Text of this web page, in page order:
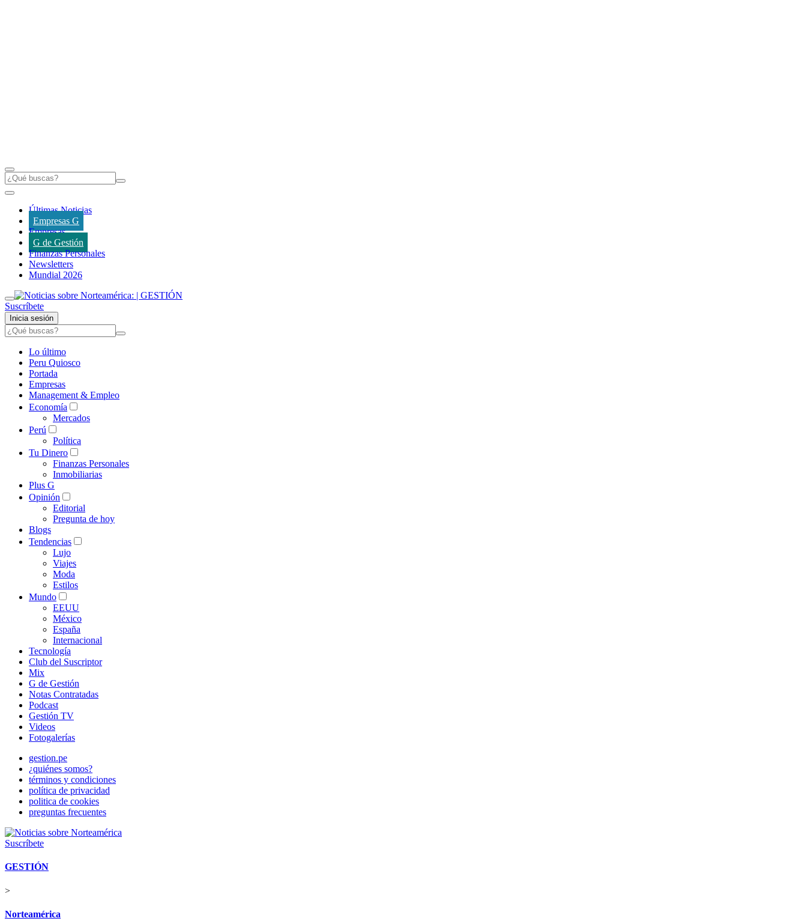
Últimas Noticias
Empresas G
Empresas
G de Gestión
Finanzas Personales
Newsletters
Mundial 2026
Suscríbete
Inicia sesión
Lo último
Peru Quiosco
Portada
Empresas
Management & Empleo
Economía
Mercados
Perú
Política
Tu Dinero
Finanzas Personales
Inmobiliarias
Plus G
Opinión
Editorial
Pregunta de hoy
Blogs
Tendencias
Lujo
Viajes
Moda
Estilos
Mundo
EEUU
México
España
Internacional
Tecnología
Club del Suscriptor
Mix
G de Gestión
Notas Contratadas
Podcast
Gestión TV
Videos
Fotogalerías
gestion.pe
¿quiénes somos?
términos y condiciones
política de privacidad
politica de cookies
preguntas frecuentes
Suscríbete
GESTIÓN
>
Norteamérica